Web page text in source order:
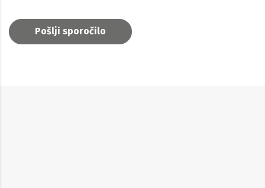
Pošlji sporočilo